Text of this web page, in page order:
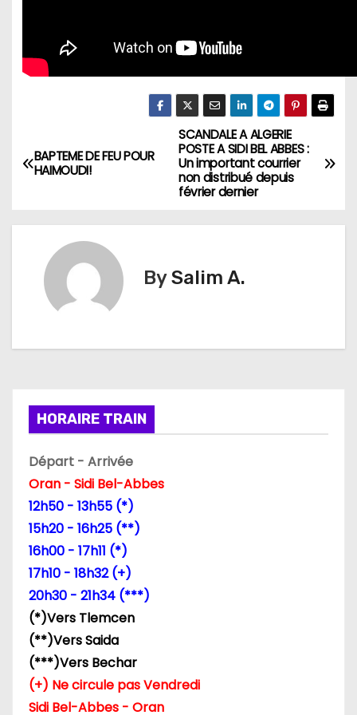
N
a
t
o
n
d
e
a
r
t
SCANDALE A ALGERIE
POSTE A SIDI BEL ABBES :
Un important courrier
non distribué depuis
février dernier
BAPTEME DE FEU POUR
HAIMOUDI!
BySalim A.
HORAIRE TRAIN
Départ - Arrivée
Oran - Sidi Bel-Abbes
12h50 - 13h55 (*)
15h20 - 16h25 (**)
16h00 - 17h11 (*)
17h10 - 18h32 (+)
20h30 - 21h34 (***)
(*)Vers Tlemcen
(**)Vers Saida
(***)Vers Bechar
(+) Ne circule pas Vendredi
Sidi Bel-Abbes - Oran